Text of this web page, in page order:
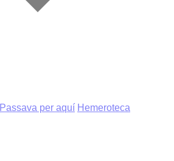
Passava per aquí Hemeroteca